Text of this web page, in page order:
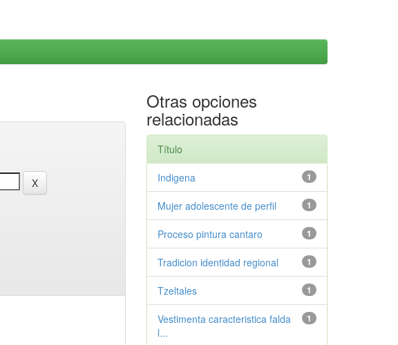
Otras opciones
relacionadas
Título
1
Indigena
1
Mujer adolescente de perfil
1
Proceso pintura cantaro
1
Tradicion identidad regional
1
Tzeltales
1
Vestimenta caracteristica falda
l...